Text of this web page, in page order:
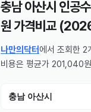
충남 아산시 인공
원가격비교 (
나만의닥터 에서 조회한 2
비용은 평균가 201,040
충남 아산시